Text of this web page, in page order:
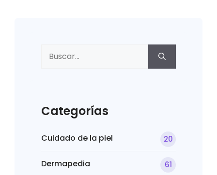
Categorías
Cuidado de la piel 20
Dermapedia 61